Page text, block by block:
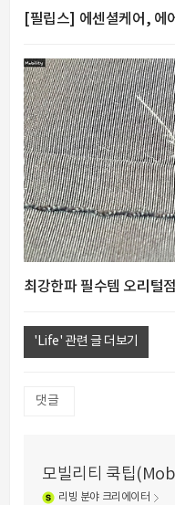
[필립스] 에센셜케어, 에
최강한파 필수템 오리털
'Life' 관련 글 더보기
댓글
모빌리티 쿡팁
리빙 분야 크리에이터